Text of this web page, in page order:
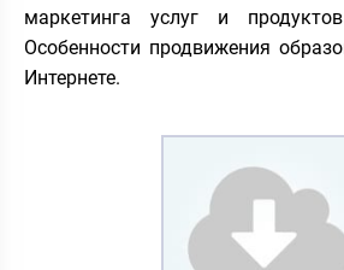
маркетинга услуг и
Особенности продвижения
Интернете.